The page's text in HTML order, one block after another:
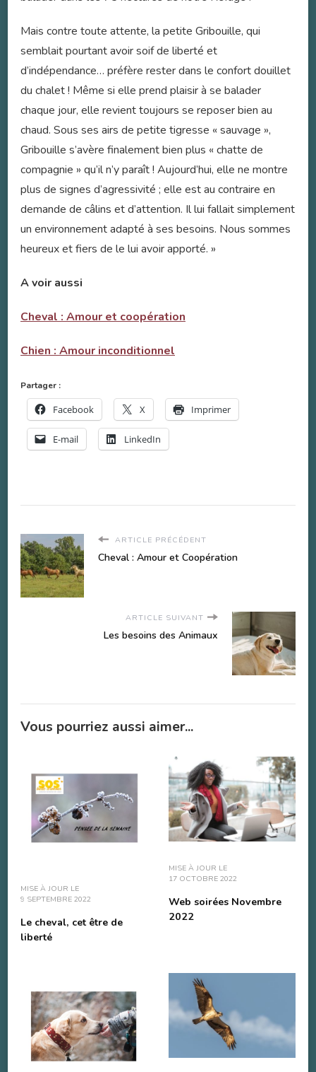
Mais contre toute attente, la petite Gribouille, qui
semblait pourtant avoir soif de liberté et
d’indépendance… préfère rester dans le confort douillet
du chalet ! Même si elle prend plaisir à se balader
chaque jour, elle revient toujours se reposer bien au
chaud. Sous ses airs de petite tigresse « sauvage »,
Gribouille s’avère finalement bien plus « chatte de
compagnie » qu’il n’y paraît ! Aujourd’hui, elle ne montre
plus de signes d’agressivité ; elle est au contraire en
demande de câlins et d’attention. Il lui fallait simplement
un environnement adapté à ses besoins. Nous sommes
heureux et fiers de le lui avoir apporté. »
A voir aussi
Cheval : Amour et coopération
Chien : Amour inconditionnel
Partager :
Facebook X Imprimer
E-mail LinkedIn
ARTICLE PRÉCÉDENT
Cheval : Amour et Coopération
ARTICLE SUIVANT
Les besoins des Animaux
Vous pourriez aussi aimer...
MISE À JOUR LE
9 SEPTEMBRE 2022
Le cheval, cet être de
liberté
MISE À JOUR LE
17 OCTOBRE 2022
Web soirées Novembre
2022